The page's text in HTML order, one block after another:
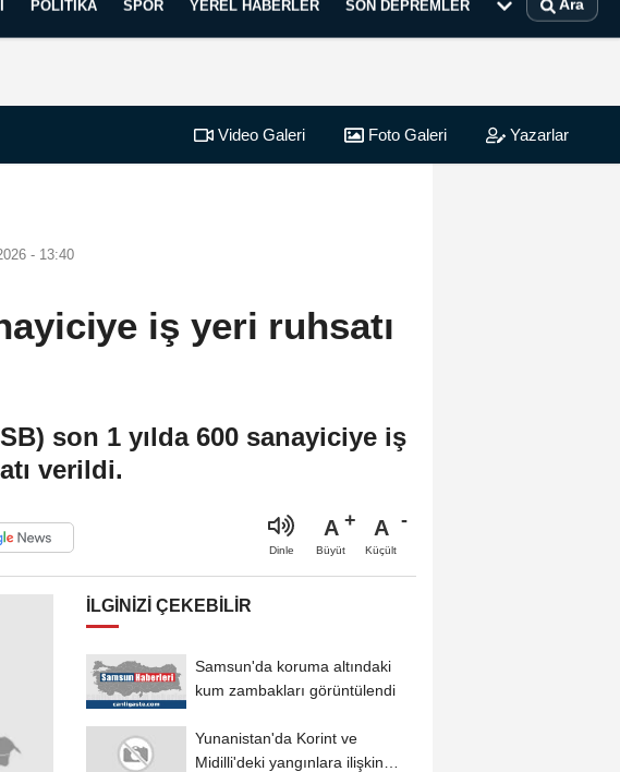
POLITIKA SPOR YEREL HABERLER SON DEPREMLER Ara
Video Galeri Foto Galeri Yazarlar
- 13:40
iş yeri ruhsatı
son 1 yılda 600 sanayiciye iş
verildi.
Dinle
A
Büyüt
A
Küçült
İLGINIZI ÇEKEBILIR
Samsun'da koruma altındaki
kum zambakları görüntülendi
Yunanistan'da Korint ve
Midilli'deki yangınlara ilişkin